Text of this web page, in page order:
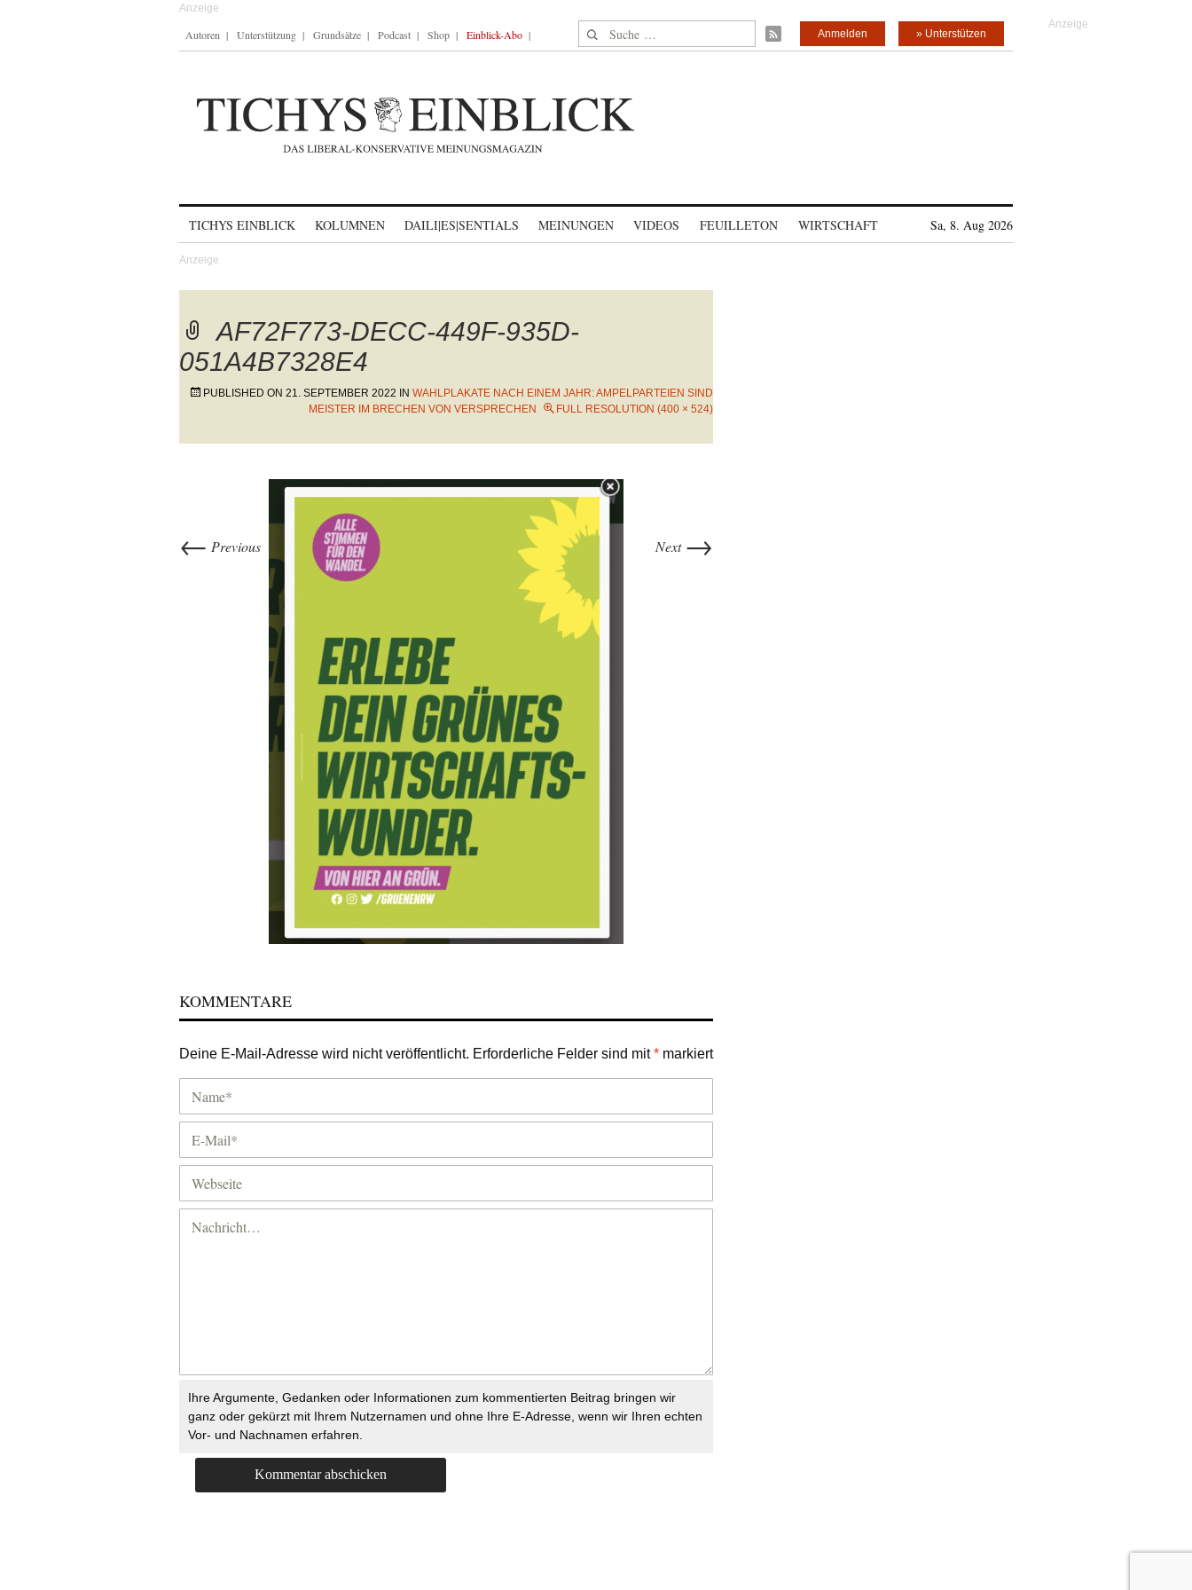
Autoren Unterstützung Grundsätze Podcast Shop Einblick-Abo Suche nach: » Unterstützen
Anmelden
TICHYS EINBLICK KOLUMNEN DAILI|ES|SENTIALS MEINUNGEN VIDEOS FEUILLETON WIRTSCHAFT Sa, 8. Aug 2026
AF72F773-DECC-449F-935D-
051A4B7328E4
PUBLISHED ON 21. SEPTEMBER 2022 IN WAHLPLAKATE NACH EINEM JAHR: AMPELPARTEIEN SIND
MEISTER IM BRECHEN VON VERSPRECHEN
FULL RESOLUTION (400 × 524)
← Previous Next →
KOMMENTARE
Deine E-Mail-Adresse wird nicht veröffentlicht. Erforderliche Felder sind mit* markiert
Ihre Argumente, Gedanken oder Informationen zum kommentierten Beitrag bringen wir
ganz oder gekürzt mit Ihrem Nutzernamen und ohne Ihre E-Adresse, wenn wir Ihren echten
Vor- und Nachnamen erfahren.